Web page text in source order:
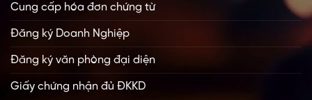
Cung cấp hóa đơn chứng từ
Đăng ký Doanh Nghiệp
Đăng ký văn phòng đại diện
Giấy chứng nhận đủ ĐKKD